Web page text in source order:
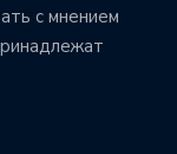
с мнением